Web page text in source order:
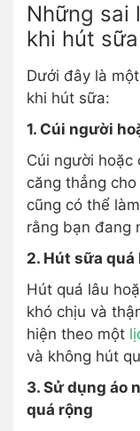
Những sai
khi hút sữa
Dưới đây là
khi hút sữa:
1. Cúi người
Cúi người hoặc
căng thẳng
cũng có thể
rằng bạn đang
2. Hút sữa
Hút quá lâu
khó chịu và
hiện theo một
và không hút
3. Sử dụng áo
quá rộng